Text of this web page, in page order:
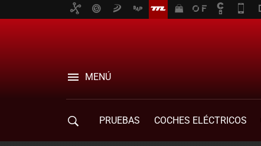
MENÚ
PRUEBAS COCHES ELÉCTRICOS